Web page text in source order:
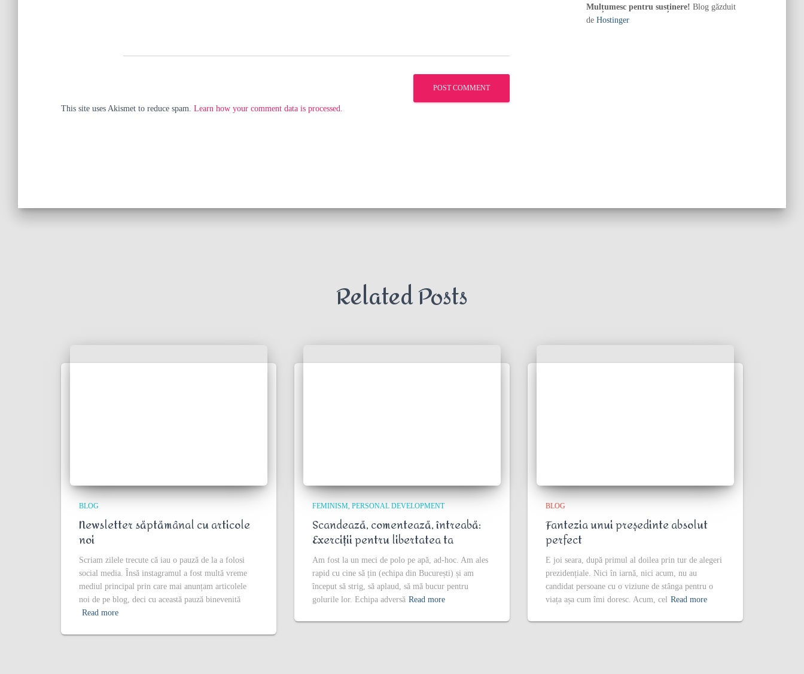
This site uses Akismet to reduce spam. Learn how your comment data is processed.
Mulțumesc pentru susținere! Blog găzduit
de Hostinger
Related Posts
BLOG
Newsletter săptămânal cu articole
noi
Scriam zilele trecute că iau o pauză de la a folosi
social media. Însă instagramul a fost multă vreme
mediul principal prin care mai anunțam articolele
noi de pe blog, deci cu această pauză binevenită
Read more
FEMINISM PERSONAL DEVELOPMENT
Scandează, comentează, întreabă:
Exerciții pentru libertatea ta
Am fost la un meci de polo pe apă, ad-hoc. Am ales
rapid cu cine să țin (echipa din București) și am
început să strig, să aplaud, să mă bucur pentru
golurile lor. Echipa adversă Read more
BLOG
Fantezia unui președinte absolut
perfect
E joi seara, după primul al doilea prin tur de alegeri
prezidențiale. Nici în iarnă, nici acum, nu au
candidat persoane cu o viziune de stânga pentru o
viața așa cum îmi doresc. Acum, cel Read more